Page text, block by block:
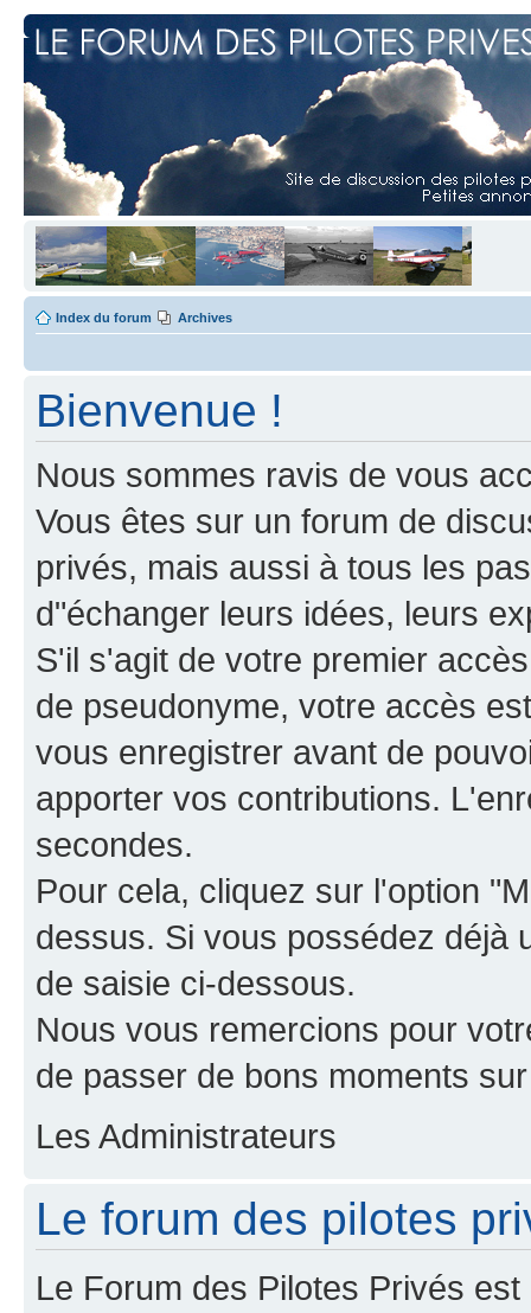
Index du forum Archives
Bienvenue !
Nous sommes ravis de vous
Vous êtes sur un forum de
privés, mais aussi à tous les
d"échanger leurs idées, leurs
S'il s'agit de votre premier
de pseudonyme, votre accès
vous enregistrer avant de
apporter vos contributions.
secondes.
Pour cela, cliquez sur l'option
dessus. Si vous possédez déjà
de saisie ci-dessous.
Nous vous remercions pour
de passer de bons moments
Les Administrateurs
Le forum des pilotes
Le Forum des Pilotes Privés